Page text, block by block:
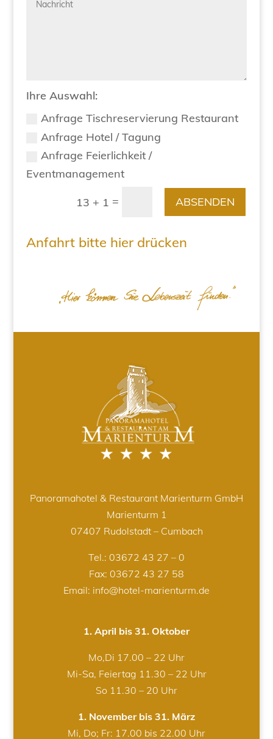
Ihre Auswahl:
Anfrage Tischreservierung Restaurant
Anfrage Hotel / Tagung
Anfrage Feierlichkeit /
Eventmanagement
13 + 1 = ABSENDEN
Anfahrt bitte hier drücken
Panoramahotel & Restaurant Marienturm GmbH
Marienturm 1
07407 Rudolstadt – Cumbach
Tel.: 03672 43 27 – 0
Fax: 03672 43 27 58
Email: info@hotel-marienturm.de
1. April bis 31. Oktober
Mo,Di 17.00 – 22 Uhr
Mi-Sa, Feiertag 11.30 – 22 Uhr
So 11.30 – 20 Uhr
1. November bis 31. März
Mi, Do; Fr: 17.00 bis 22.00 Uhr